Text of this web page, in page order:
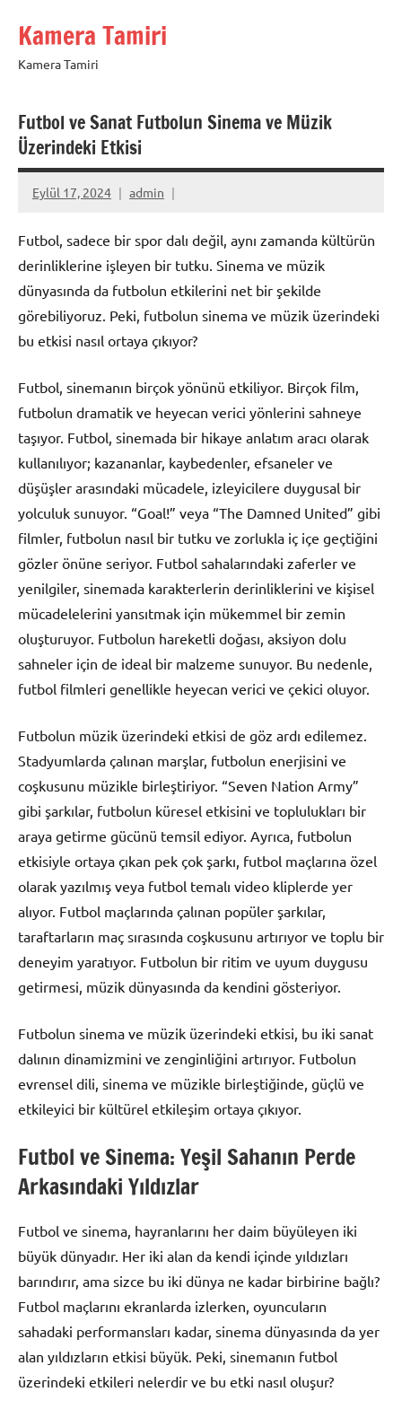
Kamera Tamiri
Kamera Tamiri
Futbol ve Sanat Futbolun Sinema ve Müzik
Üzerindeki Etkisi
Eylül 17, 2024 admin
Futbol, sadece bir spor dalı değil, aynı zamanda kültürün
derinliklerine işleyen bir tutku. Sinema ve müzik
dünyasında da futbolun etkilerini net bir şekilde
görebiliyoruz. Peki, futbolun sinema ve müzik üzerindeki
bu etkisi nasıl ortaya çıkıyor?
Futbol, sinemanın birçok yönünü etkiliyor. Birçok film,
futbolun dramatik ve heyecan verici yönlerini sahneye
taşıyor. Futbol, sinemada bir hikaye anlatım aracı olarak
kullanılıyor; kazananlar, kaybedenler, efsaneler ve
düşüşler arasındaki mücadele, izleyicilere duygusal bir
yolculuk sunuyor. “Goal!” veya “The Damned United” gibi
filmler, futbolun nasıl bir tutku ve zorlukla iç içe geçtiğini
gözler önüne seriyor. Futbol sahalarındaki zaferler ve
yenilgiler, sinemada karakterlerin derinliklerini ve kişisel
mücadelelerini yansıtmak için mükemmel bir zemin
oluşturuyor. Futbolun hareketli doğası, aksiyon dolu
sahneler için de ideal bir malzeme sunuyor. Bu nedenle,
futbol filmleri genellikle heyecan verici ve çekici oluyor.
Futbolun müzik üzerindeki etkisi de göz ardı edilemez.
Stadyumlarda çalınan marşlar, futbolun enerjisini ve
coşkusunu müzikle birleştiriyor. “Seven Nation Army”
gibi şarkılar, futbolun küresel etkisini ve toplulukları bir
araya getirme gücünü temsil ediyor. Ayrıca, futbolun
etkisiyle ortaya çıkan pek çok şarkı, futbol maçlarına özel
olarak yazılmış veya futbol temalı video kliplerde yer
alıyor. Futbol maçlarında çalınan popüler şarkılar,
taraftarların maç sırasında coşkusunu artırıyor ve toplu bir
deneyim yaratıyor. Futbolun bir ritim ve uyum duygusu
getirmesi, müzik dünyasında da kendini gösteriyor.
Futbolun sinema ve müzik üzerindeki etkisi, bu iki sanat
dalının dinamizmini ve zenginliğini artırıyor. Futbolun
evrensel dili, sinema ve müzikle birleştiğinde, güçlü ve
etkileyici bir kültürel etkileşim ortaya çıkıyor.
Futbol ve Sinema: Yeşil Sahanın Perde
Arkasındaki Yıldızlar
Futbol ve sinema, hayranlarını her daim büyüleyen iki
büyük dünyadır. Her iki alan da kendi içinde yıldızları
barındırır, ama sizce bu iki dünya ne kadar birbirine bağlı?
Futbol maçlarını ekranlarda izlerken, oyuncuların
sahadaki performansları kadar, sinema dünyasında da yer
alan yıldızların etkisi büyük. Peki, sinemanın futbol
üzerindeki etkileri nelerdir ve bu etki nasıl oluşur?